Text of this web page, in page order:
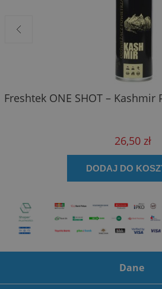
Freshtek ONE SHOT –
26,50 zł
DODAJ DO
Dane